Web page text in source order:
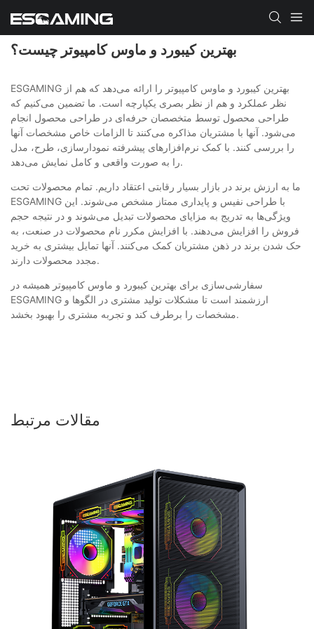
بهترین کیبورد و ماوس کامپیوتر چیست؟
ESGAMING بهترین کیبورد و ماوس کامپیوتر را ارائه می‌دهد که هم از
نظر عملکرد و هم از نظر بصری یکپارچه است. ما تضمین می‌کنیم که
طراحی محصول توسط متخصصان حرفه‌ای در طراحی محصول انجام
می‌شود. آنها با مشتریان مذاکره می‌کنند تا الزامات خاص مشخصات آنها
را بررسی کنند. با کمک نرم‌افزارهای پیشرفته نمودارسازی، طرح، مدل
را به صورت واقعی و کامل نمایش می‌دهد.
ما به ارزش برند در بازار بسیار رقابتی اعتقاد داریم. تمام محصولات تحت
ESGAMING با طراحی نفیس و پایداری ممتاز مشخص می‌شوند. این
ویژگی‌ها به تدریج به مزایای محصولات تبدیل می‌شوند و در نتیجه حجم
فروش را افزایش می‌دهند. با افزایش مکرر نام محصولات در صنعت، به
حک شدن برند در ذهن مشتریان کمک می‌کنند. آنها تمایل بیشتری به خرید
مجدد محصولات دارند.
سفارشی‌سازی برای بهترین کیبورد و ماوس کامپیوتر همیشه در
ESGAMING ارزشمند است تا مشکلات تولید مشتری در الگوها و
مشخصات را برطرف کند و تجربه مشتری را بهبود بخشد.
مقالات مرتبط